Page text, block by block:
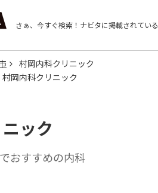
さぁ、今すぐ検索！ ナビタに掲載されている
村岡内科クリニック
村岡内科クリニック
ック
おすすめの内科